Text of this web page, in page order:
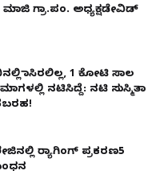
ಮಾಜಿ ಗ್ರಾ.ಪಂ. ಅಧ್ಯಕ್ಷಡೇವಿಡ್
ಕಾಸಿರಲಿಲ್ಲ, ₹1 ಕೋಟಿ ಸಾಲ
ನಟಿಸಿದ್ದೆ: ನಟಿ ಸುಸ್ಮಿತಾ
ರ‌್ಯಾಗಿಂಗ್ ಪ್ರಕರಣ5